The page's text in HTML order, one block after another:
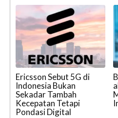
Ericsson Sebut 5G di
Indonesia Bukan
Sekadar Tambah
Kecepatan Tetapi
Pondasi Digital